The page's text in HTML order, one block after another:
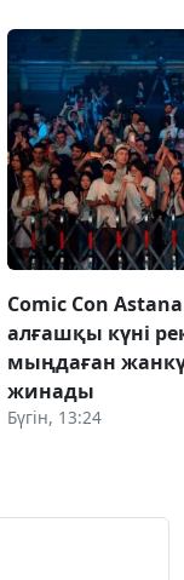
Comic Con
алғашқы күні
мыңдаған
жинады
Бүгін, 13:24